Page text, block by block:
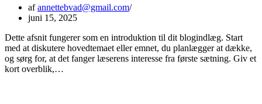
afannettebvad@gmail.com
juni 15, 2025
Dette afsnit fungerer som en introduktion til dit blogindlæg. Start
med at diskutere hovedtemaet eller emnet, du planlægger at dække,
og sørg for, at det fanger læserens interesse fra første sætning. Giv et
kort overblik,…